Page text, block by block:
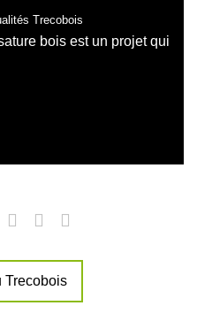
Trecobois
bois est un projet qui
Trecobois